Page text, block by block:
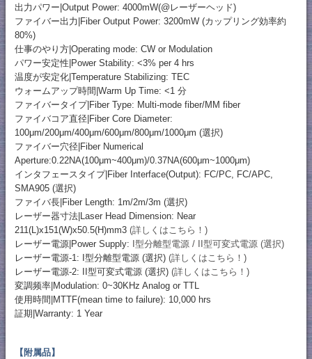
出力パワー|Output Power: 4000mW(@レーザーヘッド)
ファイバー出力|Fiber Output Power: 3200mW (カップリング効率約
80%)
仕事のやり方|Operating mode: CW or Modulation
パワー安定性|Power Stability: <3% per 4 hrs
温度が安定化|Temperature Stabilizing: TEC
ウォームアップ時間|Warm Up Time: <1 分
ファイバータイプ|Fiber Type: Multi-mode fiber/MM fiber
ファイバコア直径|Fiber Core Diameter:
100μm/200μm/400μm/600μm/800μm/1000μm (選択)
ファイバー穴径|Fiber Numerical
Aperture:0.22NA(100μm~400μm)/0.37NA(600μm~1000μm)
インタフェースタイプ|Fiber Interface(Output): FC/PC, FC/APC,
SMA905 (選択)
ファイバ長|Fiber Length: 1m/2m/3m (選択)
レーザー器寸法|Laser Head Dimension: Near
211(L)x151(W)x50.5(H)mm3 (詳しくはこちら！)
レーザー電源|Power Supply: I型分離型電源 / II型可変式電源 (選択)
レーザー電源-1: I型分離型電源 (選択) (詳しくはこちら！)
レーザー電源-2: II型可変式電源 (選択) (詳しくはこちら！)
変調频率|Modulation: 0~30KHz Analog or TTL
使用時間|MTTF(mean time to failure): 10,000 hrs
証期|Warranty: 1 Year
【附属品】